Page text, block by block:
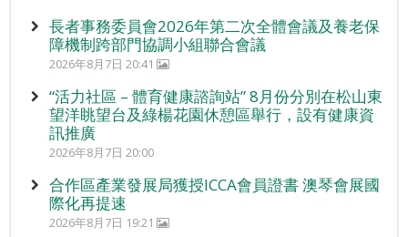
長者事務委員會2026年第二次全體會議及養老保
障機制跨部門協調小組聯合會議
2026年8月7日 20:41
“活力社區 – 體育健康諮詢站” 8月份分別在松山東
望洋眺望台及綠楊花園休憩區舉行，設有健康資
訊推廣
2026年8月7日 20:00
合作區產業發展局獲授ICCA會員證書 澳琴會展國
際化再提速
2026年8月7日 19:21